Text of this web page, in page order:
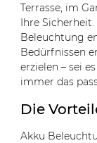
Terrasse, im
Ihre
Beleuchtung
Bedürfnissen
erzielen – sei
immer das
Die
Akku